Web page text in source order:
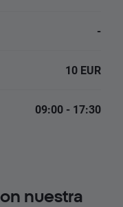
-
10 EUR
09:00 - 17:30
nuestra